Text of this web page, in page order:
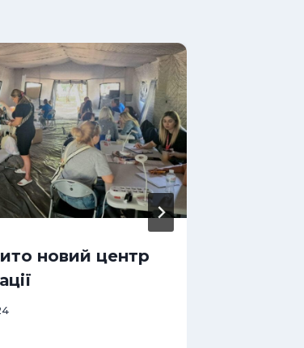
новий центр